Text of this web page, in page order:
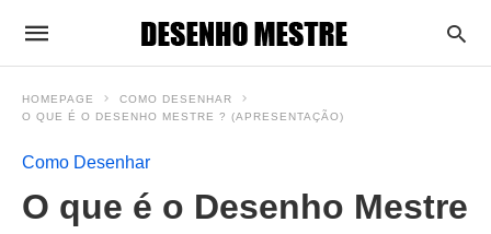
HOMEPAGE
COMO DESENHAR
O QUE É O DESENHO MESTRE ? (APRESENTAÇÃO)
Como Desenhar
O que é o Desenho Mestre